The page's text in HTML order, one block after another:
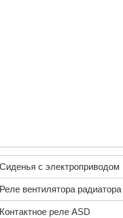
Сиденья с электроприводом
Реле вентилятора радиатора
Контактное реле ASD